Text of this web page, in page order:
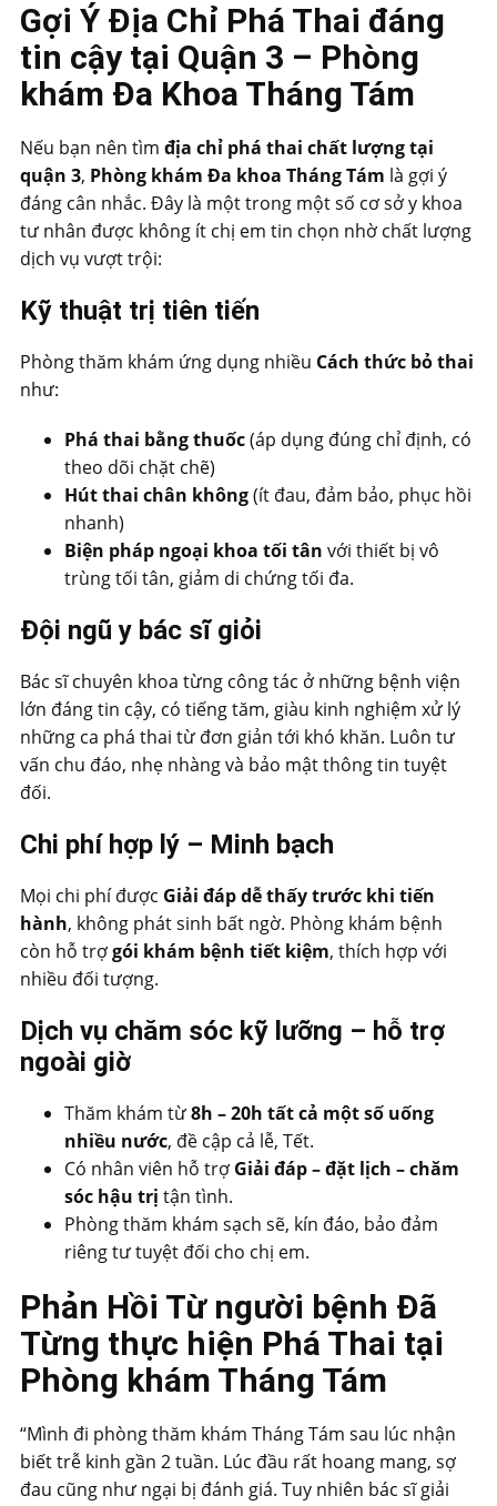
Gợi Ý Địa Chỉ Phá Thai đáng
tin cậy tại Quận 3 – Phòng
khám Đa Khoa Tháng Tám
Nếu bạn nên tìm địa chỉ phá thai chất lượng tại
quận 3, Phòng khám Đa khoa Tháng Tám là gợi ý
đáng cân nhắc. Đây là một trong một số cơ sở y khoa
tư nhân được không ít chị em tin chọn nhờ chất lượng
dịch vụ vượt trội:
Kỹ thuật trị tiên tiến
Phòng thăm khám ứng dụng nhiều Cách thức bỏ thai
như:
Phá thai bằng thuốc(áp dụng đúng chỉ định, có
theo dõi chặt chẽ)
Hút thai chân không(ít đau, đảm bảo, phục hồi
nhanh)
Biện pháp ngoại khoa tối tân với thiết bị vô
trùng tối tân, giảm di chứng tối đa.
Đội ngũ y bác sĩ giỏi
Bác sĩ chuyên khoa từng công tác ở những bệnh viện
lớn đáng tin cậy, có tiếng tăm, giàu kinh nghiệm xử lý
những ca phá thai từ đơn giản tới khó khăn. Luôn tư
vấn chu đáo, nhẹ nhàng và bảo mật thông tin tuyệt
đối.
Chi phí hợp lý – Minh bạch
Mọi chi phí được Giải đáp dễ thấy trước khi tiến
hành, không phát sinh bất ngờ. Phòng khám bệnh
còn hỗ trợgói khám bệnh tiết kiệm, thích hợp với
nhiều đối tượng.
Dịch vụ chăm sóc kỹ lưỡng – hỗ trợ
ngoài giờ
Thăm khám từ8h – 20h tất cả một số uống
nhiều nước, đề cập cả lễ, Tết.
Có nhân viên hỗ trợ Giải đáp – đặt lịch – chăm
sóc hậu trị tận tình.
Phòng thăm khám sạch sẽ, kín đáo, bảo đảm
riêng tư tuyệt đối cho chị em.
Phản Hồi Từ người bệnh Đã
Từng thực hiện Phá Thai tại
Phòng khám Tháng Tám
“Mình đi phòng thăm khám Tháng Tám sau lúc nhận
biết trễ kinh gần 2 tuần. Lúc đầu rất hoang mang, sợ
đau cũng như ngại bị đánh giá. Tuy nhiên bác sĩ giải